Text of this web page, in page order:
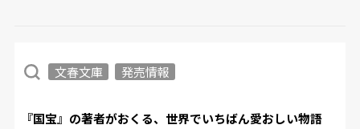
文春文庫 発売情報
『国宝』の著者がおくる、世界でいちばん愛おしい物語